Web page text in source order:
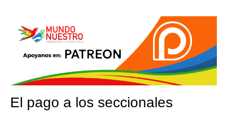
El pago a los seccionales